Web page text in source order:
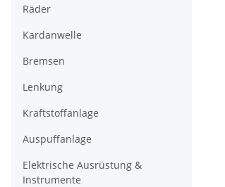
Räder
Kardanwelle
Bremsen
Lenkung
Kraftstoffanlage
Auspuffanlage
Elektrische Ausrüstung &
Instrumente